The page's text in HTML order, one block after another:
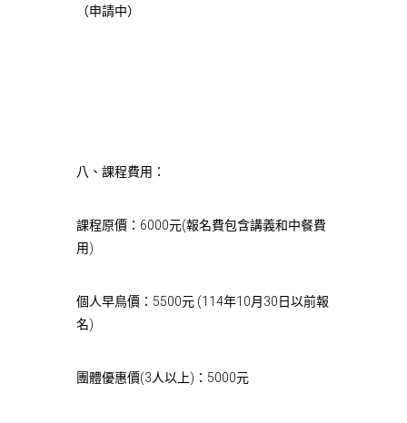
（申請中）
八、課程費用：
課程原價：6000元(報名費包含講義和中餐費
用)
個人早鳥價：5500元 (114年10月30日以前報
名)
團體優惠價(3人以上)：5000元